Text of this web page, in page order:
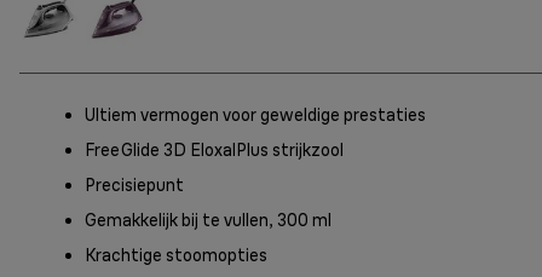
Ultiem vermogen voor geweldige prestaties
FreeGlide 3D EloxalPlus strijkzool
Precisiepunt
Gemakkelijk bij te vullen, 300 ml
Krachtige stoomopties